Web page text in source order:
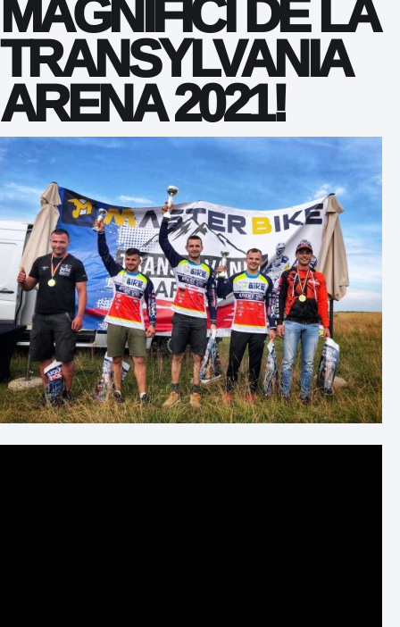
MAGNIFICI DE LA
TRANSYLVANIA
ARENA 2021!